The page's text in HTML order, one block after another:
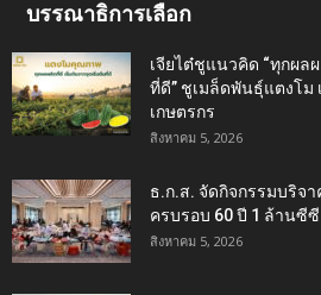
บรรณาธิการเลือก
เจียไต๋ชูแนวคิด “ทุกผล
ที่ดี” ชูเมล็ดพันธุ์แตงโ
เกษตรกร
สิงหาคม 5, 2026
ธ.ก.ส. จัดกิจกรรมบริจ
ครบรอบ 60 ปี 1 ล้านซี
สิงหาคม 5, 2026